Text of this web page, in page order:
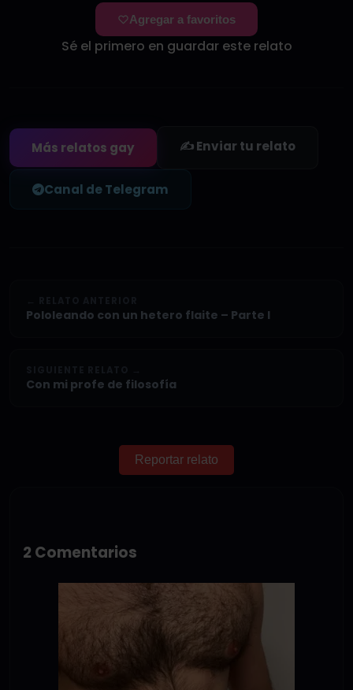
Agregar a favoritos
Sé el primero en guardar este relato
Más relatos gay ✍️ Enviar tu relato
Canal de Telegram
Pololeando con un hetero flaite – Parte I
Con mi profe de filosofía
Reportar relato
2 Comentarios